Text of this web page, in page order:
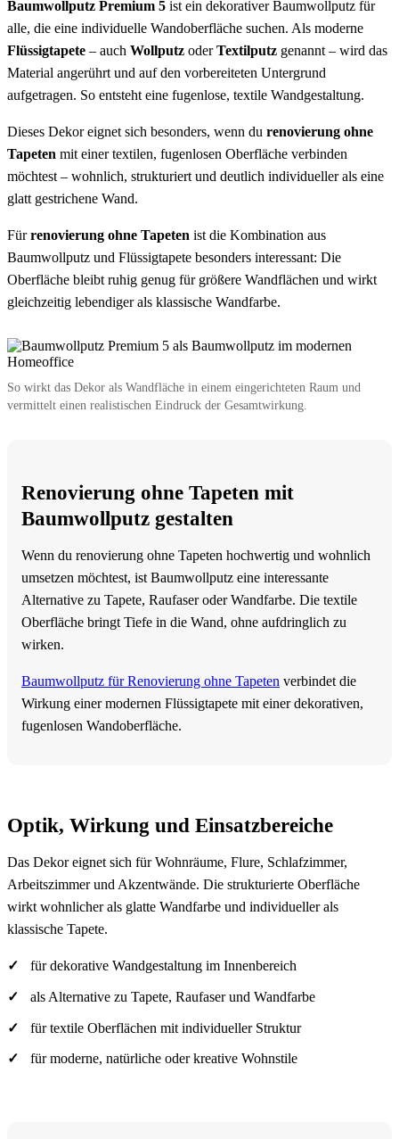
Baumwollputz Premium 5 ist ein dekorativer Baumwollputz für
alle, die eine individuelle Wandoberfläche suchen. Als moderne
Flüssigtapete – auch Wollputz oderTextilputz genannt – wird das
Material angerührt und auf den vorbereiteten Untergrund
aufgetragen. So entsteht eine fugenlose, textile Wandgestaltung.
Dieses Dekor eignet sich besonders, wenn du renovierung ohne
Tapeten mit einer textilen, fugenlosen Oberfläche verbinden
möchtest – wohnlich, strukturiert und deutlich individueller als eine
glatt gestrichene Wand.
Fürrenovierung ohne Tapeten ist die Kombination aus
Baumwollputz und Flüssigtapete besonders interessant: Die
Oberfläche bleibt ruhig genug für größere Wandflächen und wirkt
gleichzeitig lebendiger als klassische Wandfarbe.
So wirkt das Dekor als Wandfläche in einem eingerichteten Raum und
vermittelt einen realistischen Eindruck der Gesamtwirkung.
Renovierung ohne Tapeten mit
Baumwollputz gestalten
Wenn du renovierung ohne Tapeten hochwertig und wohnlich
umsetzen möchtest, ist Baumwollputz eine interessante
Alternative zu Tapete, Raufaser oder Wandfarbe. Die textile
Oberfläche bringt Tiefe in die Wand, ohne aufdringlich zu
wirken.
Baumwollputz für Renovierung ohne Tapeten verbindet die
Wirkung einer modernen Flüssigtapete mit einer dekorativen,
fugenlosen Wandoberfläche.
Optik, Wirkung und Einsatzbereiche
Das Dekor eignet sich für Wohnräume, Flure, Schlafzimmer,
Arbeitszimmer und Akzentwände. Die strukturierte Oberfläche
wirkt wohnlicher als glatte Wandfarbe und individueller als
klassische Tapete.
für dekorative Wandgestaltung im Innenbereich
als Alternative zu Tapete, Raufaser und Wandfarbe
für textile Oberflächen mit individueller Struktur
für moderne, natürliche oder kreative Wohnstile